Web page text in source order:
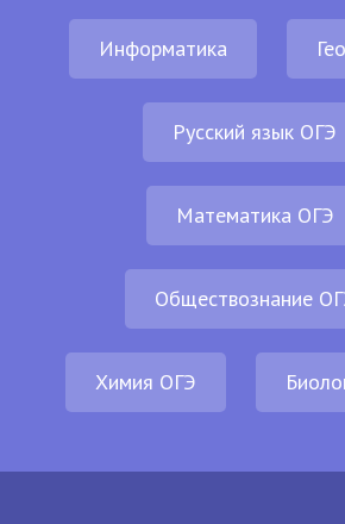
Информатика
Русский язык ОГЭ
Математика ОГЭ
Обществознание
Химия ОГЭ